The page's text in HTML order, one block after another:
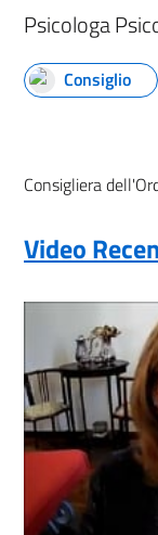
Psicologa
Consiglio
Consigliera
Video